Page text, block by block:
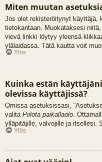
Miten muutan
Jos olet rekisteröitynyt käyttäjä,
tietokantaan. Muokataksesi
vievä linkki löytyy yleensä
ylälaidassa. Tätä kautta voit
Ylös
Kuinka estän
olevissa käyttäjissä?
Omissa asetuksissasi,
valita Piilota paikallaolo.
ylläpitäjille, valvojille ja itsellesi.
Ylös